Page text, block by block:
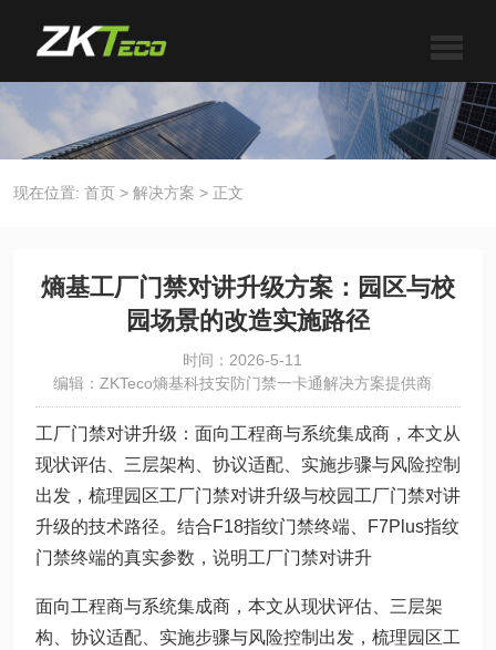
现在位置: 首页 > 解决方案 > 正文
熵基工厂门禁对讲升级方案：园区与校
园场景的改造实施路径
时间：2026-5-11
编辑：ZKTeco熵基科技安防门禁一卡通解决方案提供商
工厂门禁对讲升级：面向工程商与系统集成商，本文从
现状评估、三层架构、协议适配、实施步骤与风险控制
出发，梳理园区工厂门禁对讲升级与校园工厂门禁对讲
升级的技术路径。结合F18指纹门禁终端、F7Plus指纹
门禁终端的真实参数，说明工厂门禁对讲升
面向工程商与系统集成商，本文从现状评估、三层架
构、协议适配、实施步骤与风险控制出发，梳理园区工